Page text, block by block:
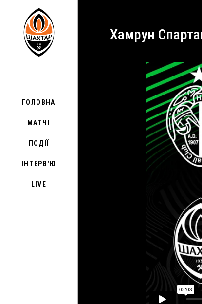
ГОЛОВНА
МАТЧІ
ПОДІЇ
ІНТЕРВ'Ю
LIVE
Хамрун